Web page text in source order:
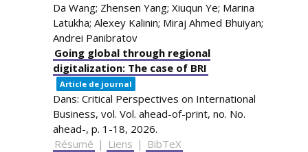
Da Wang; Zhensen Yang; Xiuqun Ye; Marina
Latukha; Alexey Kalinin; Miraj Ahmed Bhuiyan;
Andrei Panibratov
Going global through regional
digitalization: The case of BRI
Article de journal
Dans: Critical Perspectives on International
Business, vol. Vol. ahead-of-print, no. No.
ahead-, p. 1-18, 2026.
Résumé | Liens | BibTeX